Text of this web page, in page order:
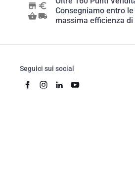
Consegniamo entro
massima efficienza
Seguici sui social